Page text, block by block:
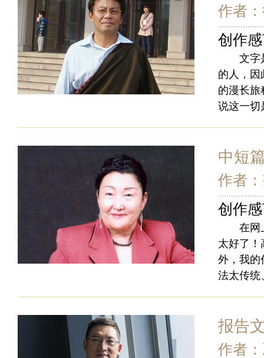
作者
创作
文字是
的人，因
的漫长旅
说这一切
中短
作者
创作
在网上
太好了！
外，我的
法太传统
报告
作者